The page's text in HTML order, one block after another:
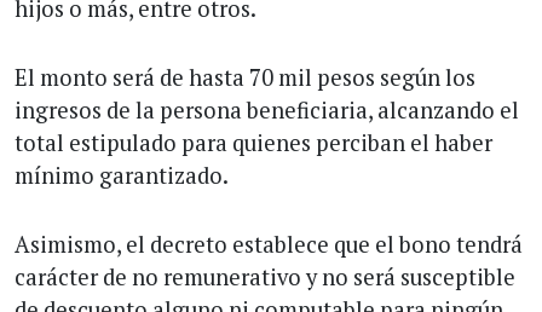
hijos o más, entre otros.
El monto será de hasta 70 mil pesos según los
ingresos de la persona beneficiaria, alcanzando el
total estipulado para quienes perciban el haber
mínimo garantizado.
Asimismo, el decreto establece que el bono tendrá
carácter de no remunerativo y no será susceptible